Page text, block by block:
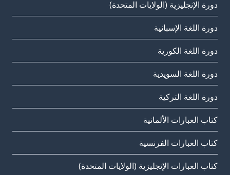
دورة الإنجليزية (الولايات المتحدة)
دورة اللغة الإسبانية
دورة اللغة الكورية
دورة اللغة السويدية
دورة اللغة التركية
كتاب العبارات الألمانية
كتاب العبارات الفرنسية
كتاب العبارات الإنجليزية (الولايات المتحدة)